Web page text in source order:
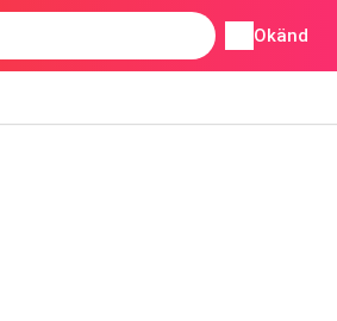
Okänd